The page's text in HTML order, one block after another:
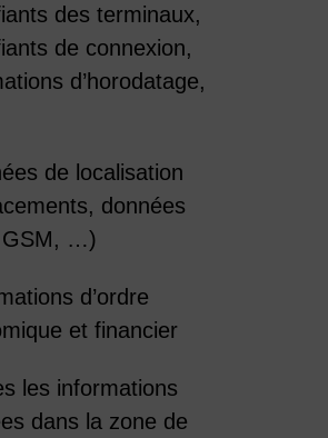
des terminaux,
de connexion,
d’horodatage,
de localisation
données
GSM, …)
d’ordre
et financier
les informations
dans la zone de